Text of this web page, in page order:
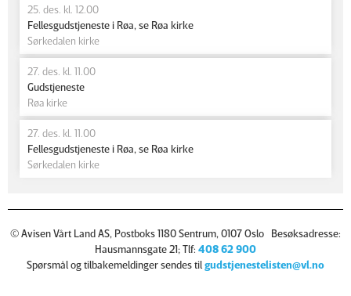
25. des. kl. 12.00
Fellesgudstjeneste i Røa, se Røa kirke
Sørkedalen kirke
27. des. kl. 11.00
Gudstjeneste
Røa kirke
27. des. kl. 11.00
Fellesgudstjeneste i Røa, se Røa kirke
Sørkedalen kirke
© Avisen Vårt Land AS, Postboks 1180 Sentrum, 0107 Oslo Besøksadresse:
Hausmannsgate 21; Tlf: 408 62 900
Spørsmål og tilbakemeldinger sendes tilgudstjenestelisten@vl.no